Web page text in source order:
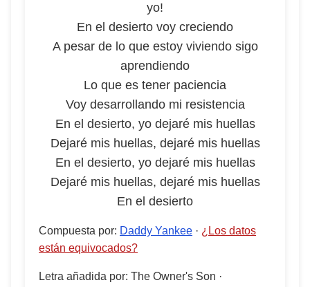
yo!
En el desierto voy creciendo
A pesar de lo que estoy viviendo sigo
aprendiendo
Lo que es tener paciencia
Voy desarrollando mi resistencia
En el desierto, yo dejaré mis huellas
Dejaré mis huellas, dejaré mis huellas
En el desierto, yo dejaré mis huellas
Dejaré mis huellas, dejaré mis huellas
En el desierto
Compuesta por: Daddy Yankee · ¿Los datos
están equivocados?
Letra añadida por: The Owner's Son ·